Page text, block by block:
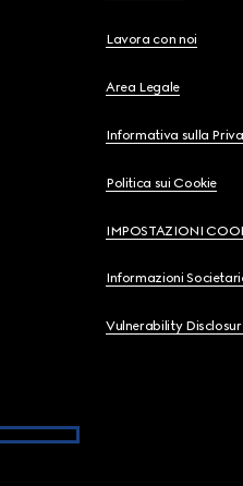
Lavora con noi
Area Legale
Informativa sulla
Politica sui Cookie
IMPOSTAZIONI
Informazioni
Vulnerability